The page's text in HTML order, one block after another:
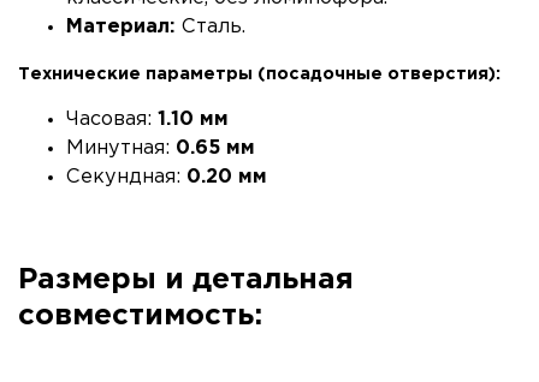
Материал: Сталь.
Технические параметры (посадочные отверстия):
Часовая: 1.10 мм
Минутная: 0.65 мм
Секундная: 0.20 мм
Размеры и детальная
совместимость: